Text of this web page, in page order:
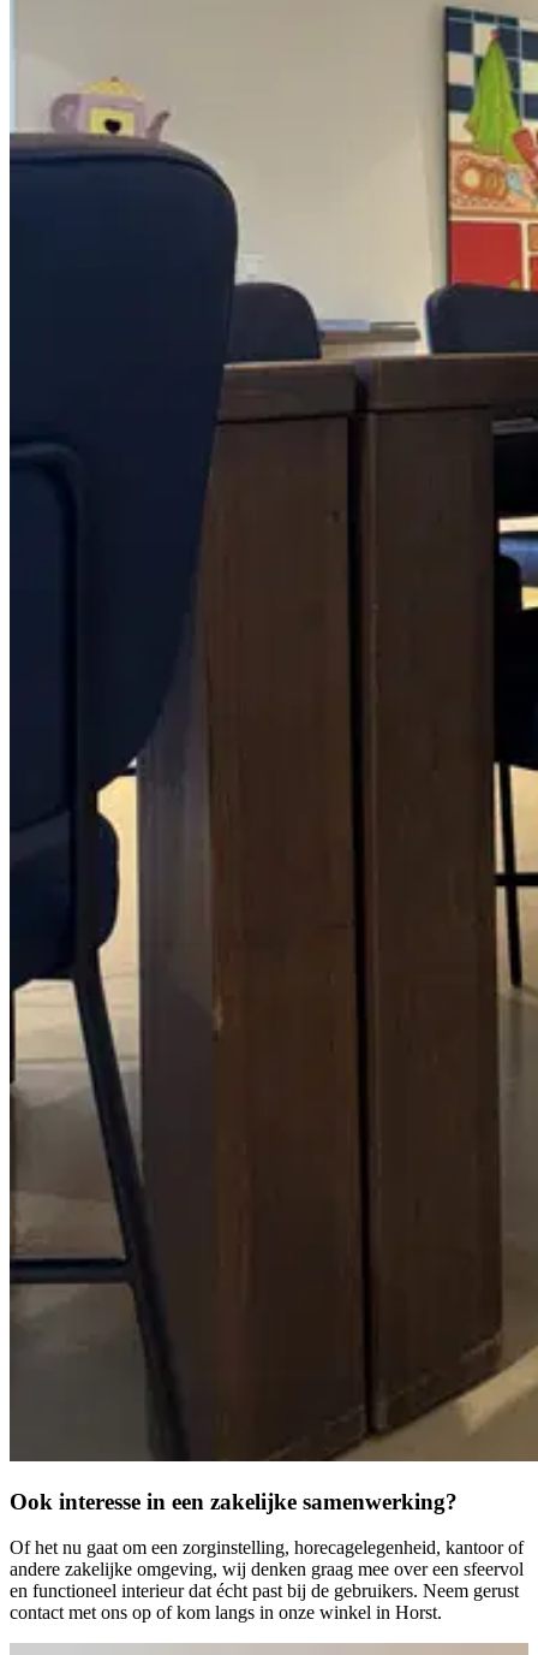
Ook interesse in een zakelijke samenwerking?
Of het nu gaat om een zorginstelling, horecagelegenheid, kantoor of
andere zakelijke omgeving, wij denken graag mee over een sfeervol
en functioneel interieur dat écht past bij de gebruikers. Neem gerust
contact met ons op of kom langs in onze winkel in Horst.